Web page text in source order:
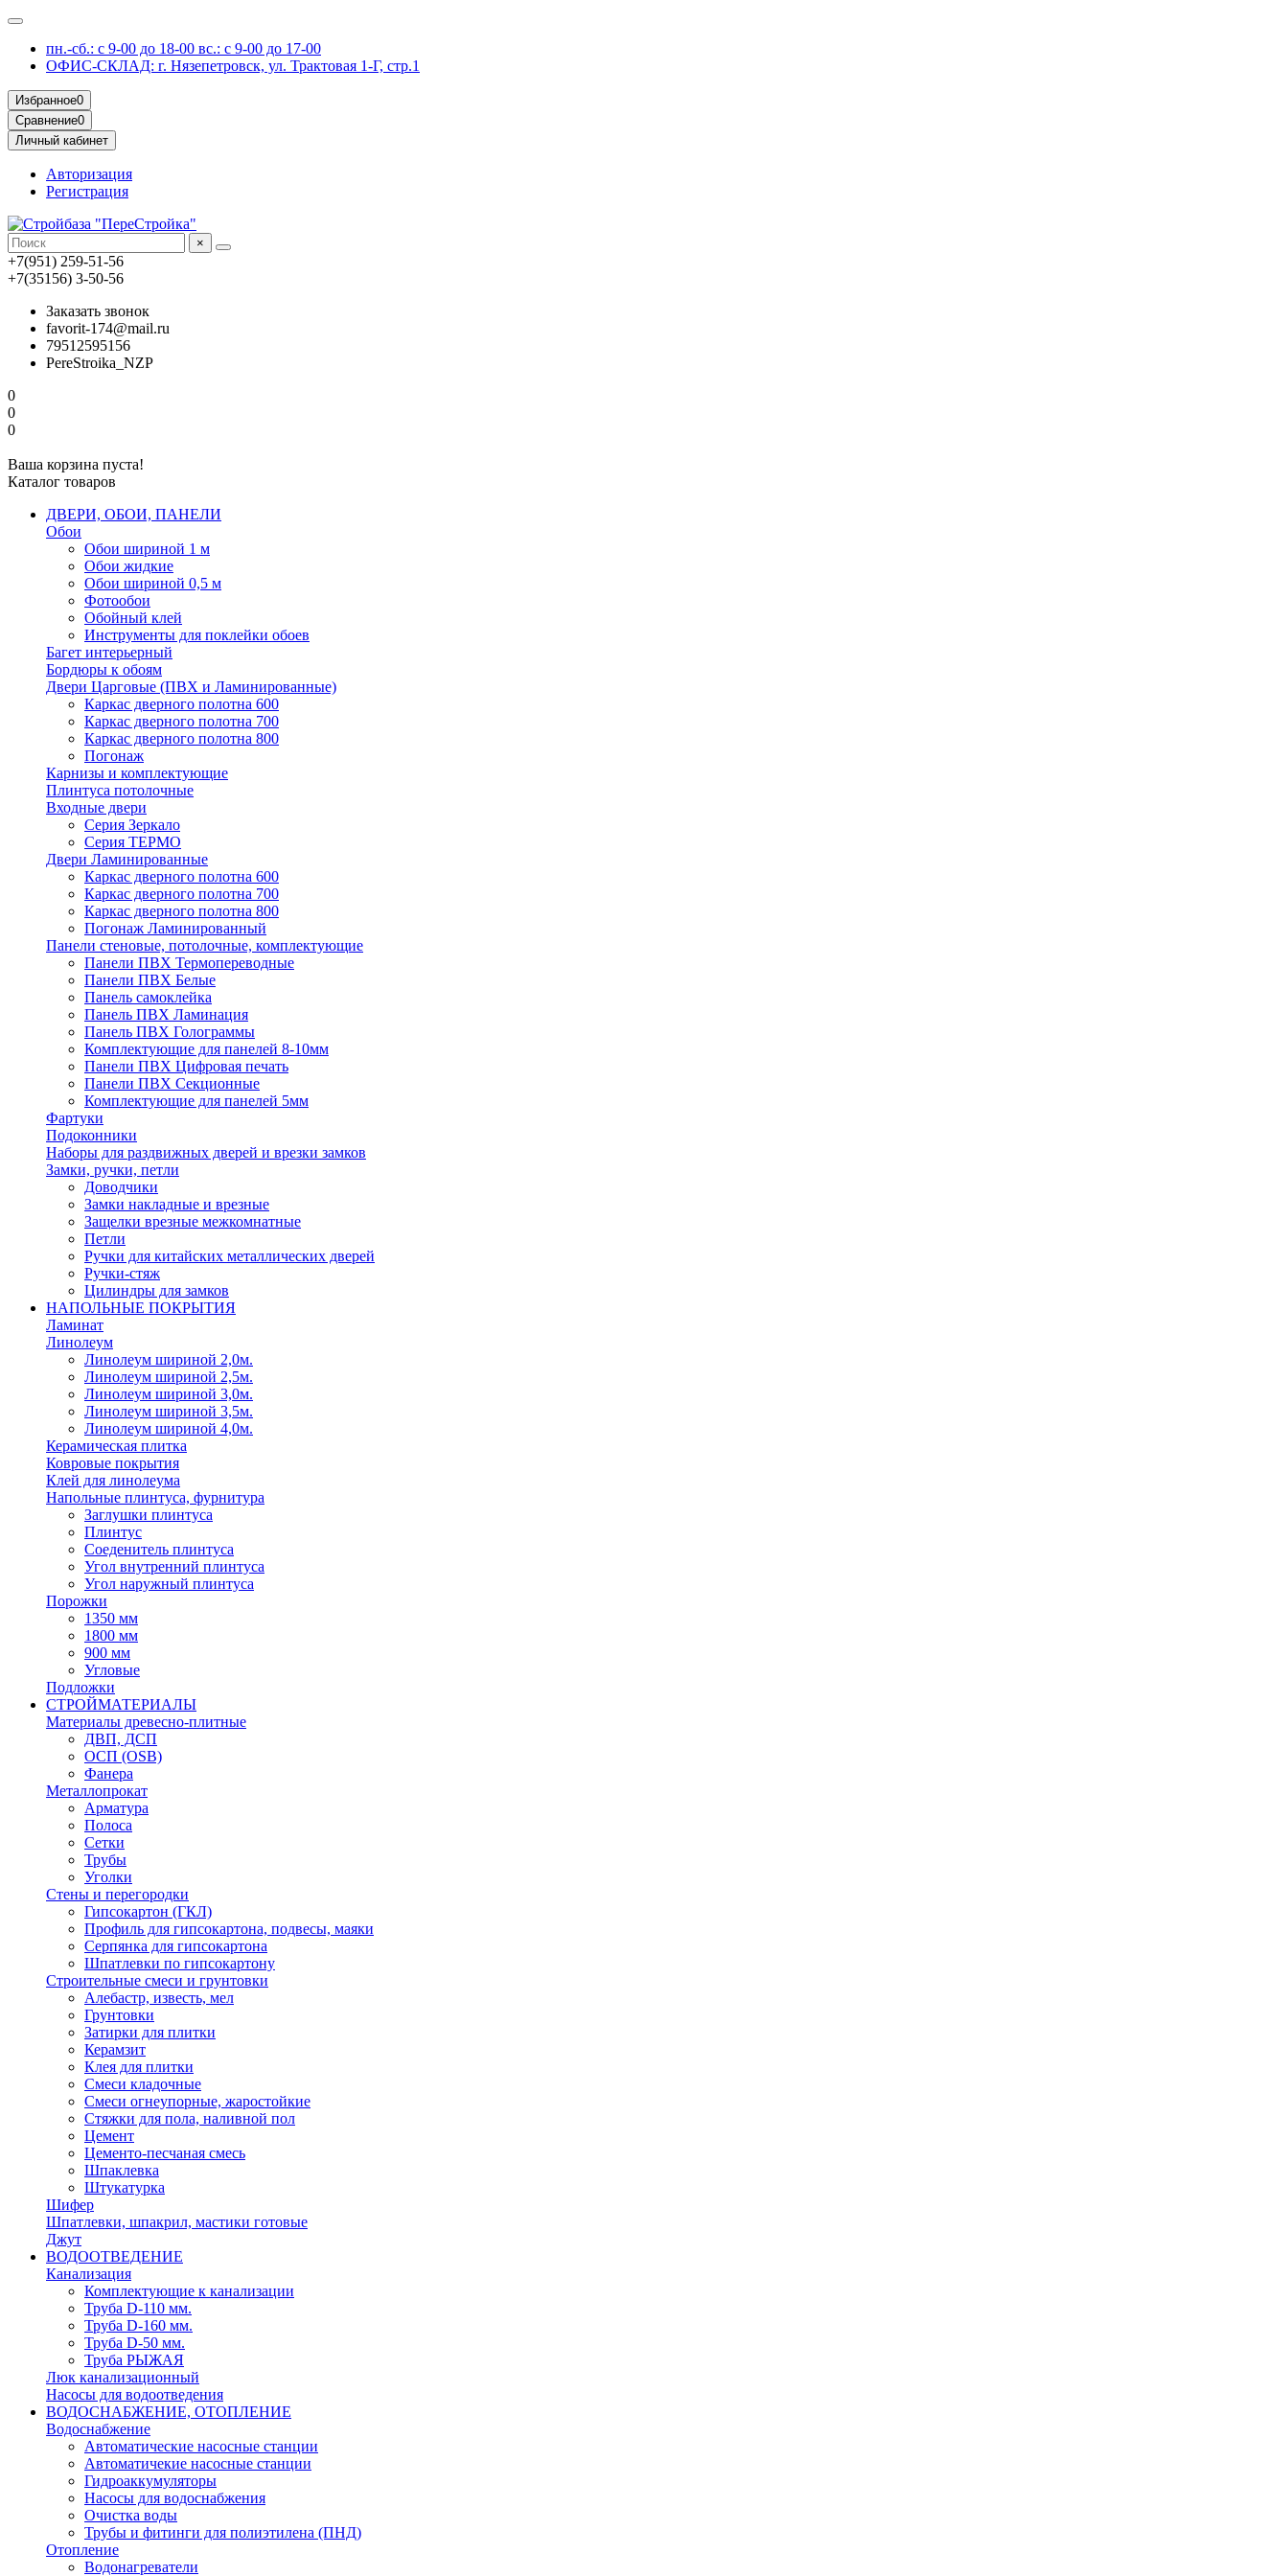
пн.-сб.: с 9-00 до 18-00 вс.: с 9-00 до 17-00
ОФИС-СКЛАД: г. Нязепетровск, ул. Трактовая 1-Г, стр.1
Избранное0
Сравнение0
Личный кабинет
Авторизация
Регистрация
×
+7(951) 259-51-56
+7(35156) 3-50-56
Заказать звонок
favorit-174@mail.ru
79512595156
PereStroika_NZP
0
0
0
Ваша корзина пуста!
Каталог товаров
ДВЕРИ, ОБОИ, ПАНЕЛИ
Обои
Обои шириной 1 м
Обои жидкие
Обои шириной 0,5 м
Фотообои
Обойный клей
Инструменты для поклейки обоев
Багет интерьерный
Бордюры к обоям
Двери Царговые (ПВХ и Ламинированные)
Каркас дверного полотна 600
Каркас дверного полотна 700
Каркас дверного полотна 800
Погонаж
Карнизы и комплектующие
Плинтуса потолочные
Входные двери
Серия Зеркало
Серия ТЕРМО
Двери Ламинированные
Каркас дверного полотна 600
Каркас дверного полотна 700
Каркас дверного полотна 800
Погонаж Ламинированный
Панели стеновые, потолочные, комплектующие
Панели ПВХ Термопереводные
Панели ПВХ Белые
Панель самоклейка
Панель ПВХ Ламинация
Панель ПВХ Голограммы
Комплектующие для панелей 8-10мм
Панели ПВХ Цифровая печать
Панели ПВХ Секционные
Комплектующие для панелей 5мм
Фартуки
Подоконники
Наборы для раздвижных дверей и врезки замков
Замки, ручки, петли
Доводчики
Замки накладные и врезные
Защелки врезные межкомнатные
Петли
Ручки для китайских металлических дверей
Ручки-стяж
Цилиндры для замков
НАПОЛЬНЫЕ ПОКРЫТИЯ
Ламинат
Линолеум
Линолеум шириной 2,0м.
Линолеум шириной 2,5м.
Линолеум шириной 3,0м.
Линолеум шириной 3,5м.
Линолеум шириной 4,0м.
Керамическая плитка
Ковровые покрытия
Клей для линолеума
Напольные плинтуса, фурнитура
Заглушки плинтуса
Плинтус
Соеденитель плинтуса
Угол внутренний плинтуса
Угол наружный плинтуса
Порожки
1350 мм
1800 мм
900 мм
Угловые
Подложки
СТРОЙМАТЕРИАЛЫ
Материалы древесно-плитные
ДВП, ДСП
ОСП (OSB)
Фанера
Металлопрокат
Арматура
Полоса
Сетки
Трубы
Уголки
Стены и перегородки
Гипсокартон (ГКЛ)
Профиль для гипсокартона, подвесы, маяки
Серпянка для гипсокартона
Шпатлевки по гипсокартону
Строительные смеси и грунтовки
Алебастр, известь, мел
Грунтовки
Затирки для плитки
Керамзит
Клея для плитки
Смеси кладочные
Смеси огнеупорные, жаростойкие
Стяжки для пола, наливной пол
Цемент
Цементо-песчаная смесь
Шпаклевка
Штукатурка
Шифер
Шпатлевки, шпакрил, мастики готовые
Джут
ВОДООТВЕДЕНИЕ
Канализация
Комплектующие к канализации
Труба D-110 мм.
Труба D-160 мм.
Труба D-50 мм.
Труба РЫЖАЯ
Люк канализационный
Насосы для водоотведения
ВОДОСНАБЖЕНИЕ, ОТОПЛЕНИЕ
Водоснабжение
Автоматичеcкие насосные станции
Автоматичекие насосные станции
Гидроаккумуляторы
Насосы для водоснабжения
Очистка воды
Трубы и фитинги для полиэтилена (ПНД)
Отопление
Водонагреватели